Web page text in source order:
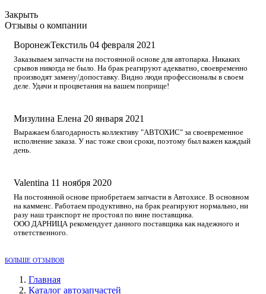
Закрыть
Отзывы о компании
ВоронежТекстиль 04 февраля 2021
Заказываем запчасти на постоянной основе для автопарка. Никаких
срывов никогда не было. На брак реагируют адекватно, своевременно
производят замену/допоставку. Видно люди профессионалы в своем
деле. Удачи и процветания на вашем поприще!
Мизулина Елена 20 января 2021
Выражаем благодарность коллективу "АВТОХИС" за своевременное
исполнение заказа. У нас тоже свои сроки, поэтому был важен каждый
день.
Valentina 11 ноября 2020
На постоянной основе приобретаем запчасти в Автохисе. В основном
на камменс. Работаем продуктивно, на брак реагируют нормально, ни
разу наш транспорт не простоял по вине поставщика.
ООО ДАРНИЦА рекомендует данного поставщика как надежного и
ответственного.
БОЛЬШЕ ОТЗЫВОВ
Главная
Каталог автозапчастей